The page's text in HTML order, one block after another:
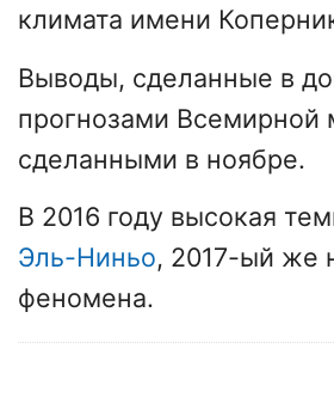
климата имени
Выводы, сделанные в
прогнозами Всемирной
сделанными в ноябре.
В 2016 году высокая
Эль-Ниньо, 2017-ый же
феномена.